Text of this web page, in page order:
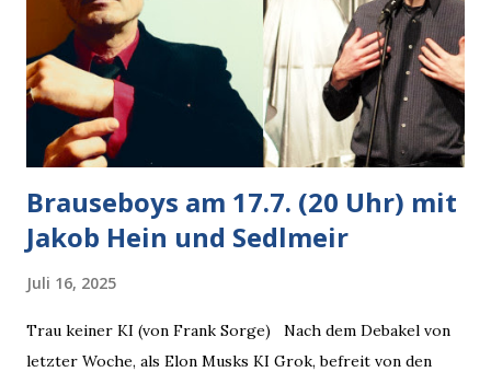
Wir fixierten die ertappte Krähe, die sich zurückzog.
Heute ging sie leer aus, Abspann, Ende. Die Brauseboys am
Donnerstag, 4.6. (20 Uhr) Mit Mareike Barmeyer , Jobinski
und Bjarne Haus der Sinne (Ystader St...
Brauseboys am 17.7. (20 Uhr) mit
Jakob Hein und Sedlmeir
Juli 16, 2025
Trau keiner KI (von Frank Sorge) Nach dem Debakel von
letzter Woche, als Elon Musks KI Grok, befreit von den